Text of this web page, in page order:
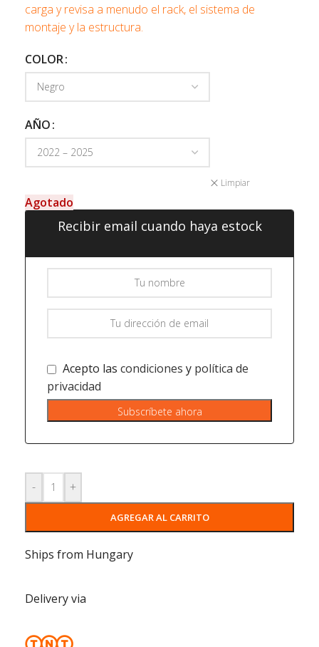
carga y revisa a menudo el rack, el sistema de
montaje y la estructura.
COLOR
AÑO
Limpiar
Agotado
Recibir email cuando haya estock
Acepto las condiciones y política de
privacidad
- +
AGREGAR AL CARRITO
Ships from Hungary
Delivery via